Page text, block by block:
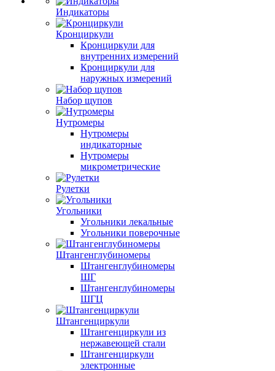
Индикаторы
Кронциркули
Кронциркули для
внутренних измерений
Кронциркули для
наружных измерений
Набор щупов
Нутромеры
Нутромеры
индикаторные
Нутромеры
микрометрические
Рулетки
Угольники
Угольники лекальные
Угольники поверочные
Штангенглубиномеры
Штангенглубиномеры
ШГ
Штангенглубиномеры
ШГЦ
Штангенциркули
Штангенциркули из
нержавеющей стали
Штангенциркули
электронные